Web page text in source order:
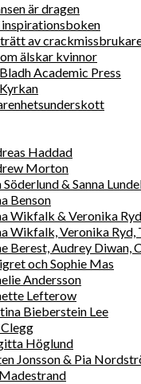
är dragen
av
älskar kvinnor
Academic Press
Haddad
Morton
Söderlund & Sanna
Benson
Wikfalk & Veronika Ryd
Wikfalk, Veronika Ryd,
Berest, Audrey Diwan,
och Sophie Mas
Andersson
Lefterow
Bieberstein Lee
Höglund
Jonsson & Pia